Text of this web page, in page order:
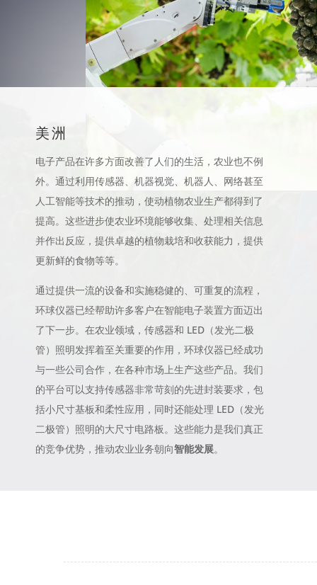
美洲
电子产品在许多方面改善了人们的生活，农业也不例
外。通过利用传感器、机器视觉、机器人、网络甚至
人工智能等技术的推动，使动植物农业生产都得到了
提高。这些进步使农业环境能够收集、处理相关信息
并作出反应，提供卓越的植物栽培和收获能力，提供
更新鲜的食物等等。
通过提供一流的设备和实施稳健的、可重复的流程，
环球仪器已经帮助许多客户在智能电子装置方面迈出
了下一步。在农业领域，传感器和 LED（发光二极
管）照明发挥着至关重要的作用，环球仪器已经成功
与一些公司合作，在各种市场上生产这些产品。我们
的平台可以支持传感器非常苛刻的先进封装要求，包
括小尺寸基板和柔性应用，同时还能处理 LED（发光
二极管）照明的大尺寸电路板。这些能力是我们真正
的竞争优势，推动农业业务朝向智能发展。